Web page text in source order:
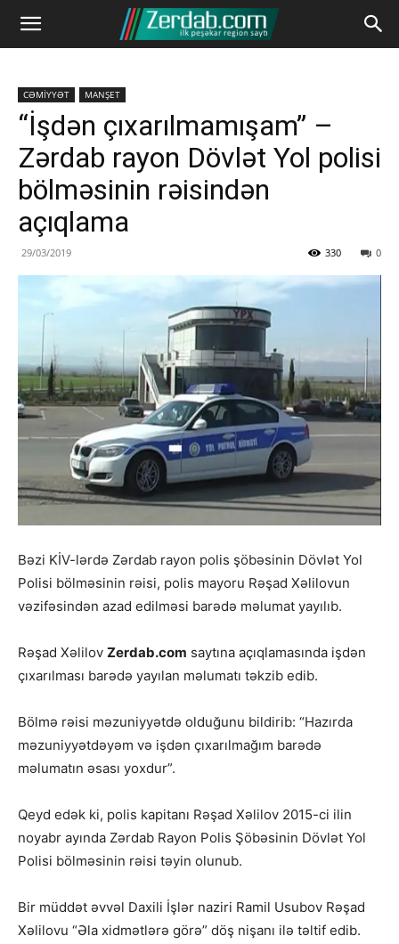
CƏMİYYƏT MANŞET
“İşdən çıxarılmamışam” –
Zərdab rayon Dövlət Yol polisi
bölməsinin rəisindən
açıqlama
29/03/2019 0
330
Bəzi KİV-lərdə Zərdab rayon polis şöbəsinin Dövlət Yol
Polisi bölməsinin rəisi, polis mayoru Rəşad Xəlilovun
vəzifəsindən azad edilməsi barədə məlumat yayılıb.
Rəşad Xəlilov Zerdab.com saytına açıqlamasında işdən
çıxarılması barədə yayılan məlumatı təkzib edib.
Bölmə rəisi məzuniyyətdə olduğunu bildirib: “Hazırda
məzuniyyətdəyəm və işdən çıxarılmağım barədə
məlumatın əsası yoxdur”.
Qeyd edək ki, polis kapitanı Rəşad Xəlilov 2015-ci ilin
noyabr ayında Zərdab Rayon Polis Şöbəsinin Dövlət Yol
Polisi bölməsinin rəisi təyin olunub.
Bir müddət əvvəl Daxili İşlər naziri Ramil Usubov Rəşad
Xəlilovu “Əla xidmətlərə görə” döş nişanı ilə təltif edib.